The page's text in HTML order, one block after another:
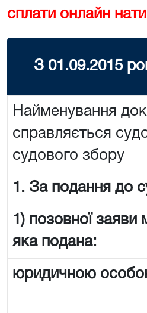
сплати онлайн
З 01.09.2015
Найменування
справляється
судового збору
1. За подання до
1) позовної заяви
яка подана:
юридичною